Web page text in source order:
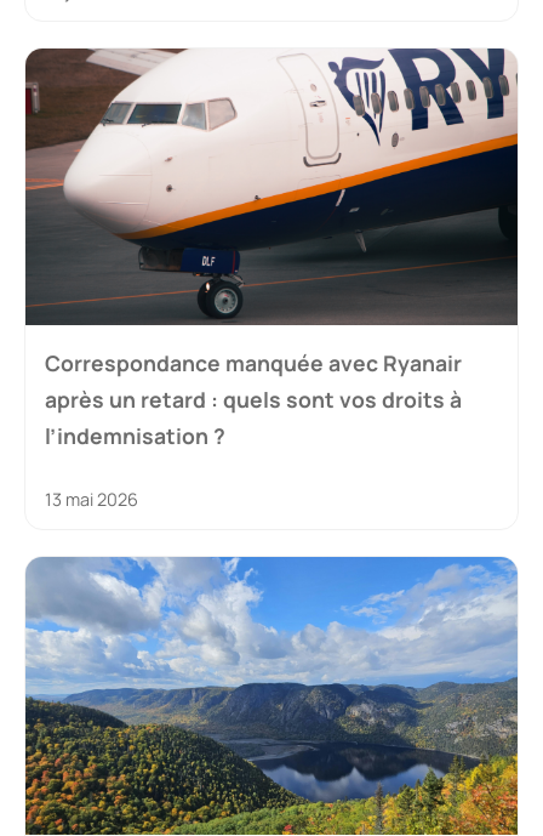
Correspondance manquée avec Ryanair
après un retard : quels sont vos droits à
l’indemnisation ?
13 mai 2026